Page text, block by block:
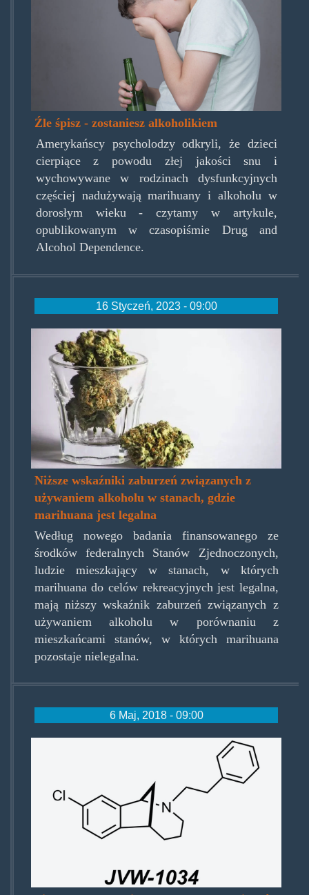
Źle śpisz - zostaniesz alkoholikiem
Amerykańscy psycholodzy odkryli, że dzieci
cierpiące z powodu złej jakości snu i
wychowywane w rodzinach dysfunkcyjnych
częściej nadużywają marihuany i alkoholu w
dorosłym wieku - czytamy w artykule,
opublikowanym w czasopiśmie Drug and
Alcohol Dependence.
16 Styczeń, 2023 - 09:00
nizszewskazniki.jpg
Niższe wskaźniki zaburzeń związanych z
używaniem alkoholu w stanach, gdzie
marihuana jest legalna
Według nowego badania finansowanego ze
środków federalnych Stanów Zjednoczonych,
ludzie mieszkający w stanach, w których
marihuana do celów rekreacyjnych jest legalna,
mają niższy wskaźnik zaburzeń związanych z
używaniem alkoholu w porównaniu z
mieszkańcami stanów, w których marihuana
pozostaje nielegalna.
6 Maj, 2018 - 09:00